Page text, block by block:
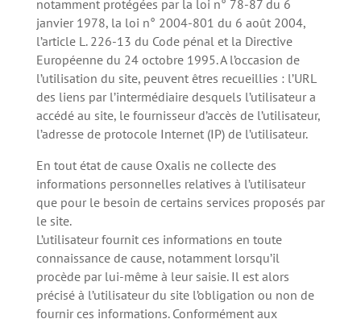
notamment protégées par la loi n° 78-87 du 6
janvier 1978, la loi n° 2004-801 du 6 août 2004,
l’article L. 226-13 du Code pénal et la Directive
Européenne du 24 octobre 1995. A l’occasion de
l’utilisation du site, peuvent êtres recueillies : l’URL
des liens par l’intermédiaire desquels l’utilisateur a
accédé au site, le fournisseur d’accès de l’utilisateur,
l’adresse de protocole Internet (IP) de l’utilisateur.
En tout état de cause Oxalis ne collecte des
informations personnelles relatives à l’utilisateur
que pour le besoin de certains services proposés par
le site.
L’utilisateur fournit ces informations en toute
connaissance de cause, notamment lorsqu’il
procède par lui-même à leur saisie. Il est alors
précisé à l’utilisateur du site l’obligation ou non de
fournir ces informations. Conformément aux